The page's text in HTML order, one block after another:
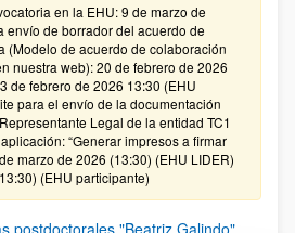
en la EHU: 9 de marzo de
envío de borrador del acuerdo de
(Modelo de acuerdo de colaboración
nuestra web): 20 de febrero de 2026
de febrero de 2026 13:30 (EHU
para el envío de la documentación
Legal de la entidad TC1
“Generar impresos a firmar
marzo de 2026 (13:30) (EHU LIDER)
(EHU participante)
postdoctorales "Beatriz Galindo"